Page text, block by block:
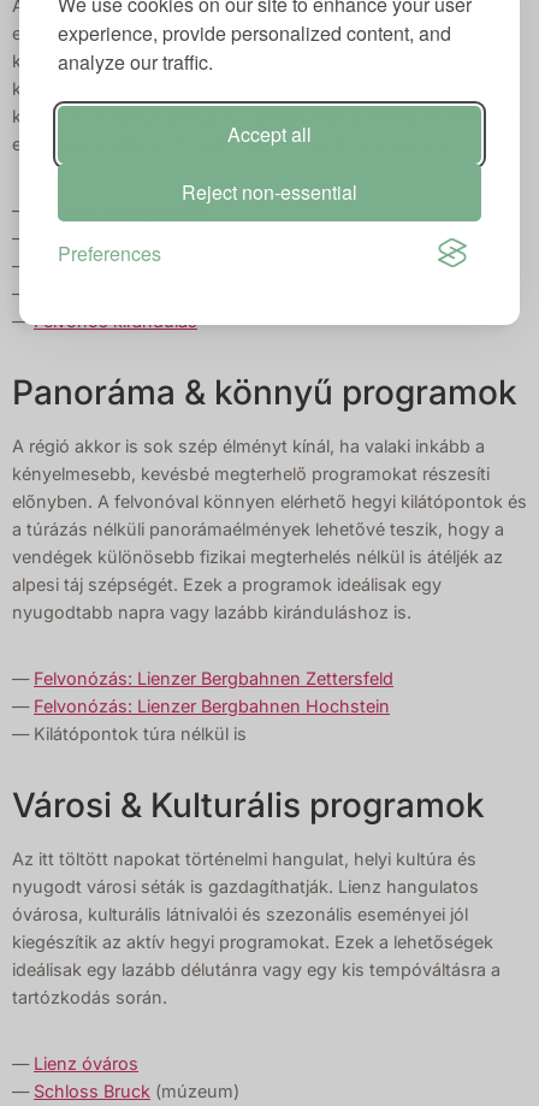
experience, provide personalized content, and
analyze our traffic.
Accept all
Reject non-essential
Preferences
A régió családok számára is ideális választás, hiszen könnyen
elérhető és élvezetes programlehetőségeket kínál több
korosztály számára. A nyugodtabb szabadtéri
kikapcsolódástól a játékosabb élményekig sokféle lehetőség
közül lehet választani. Ezek a programok különösen jól illenek
egy kiegyensúlyozott, változatos családi nyaraláshoz.
—
Könnyű kerékpárutak
—
—
Bobpálya
—
—Felvonós kirándulás
Panoráma & könnyű programok
A régió akkor is sok szép élményt kínál, ha valaki inkább a
kényelmesebb, kevésbé megterhelő programokat részesíti
előnyben. A felvonóval könnyen elérhető hegyi kilátópontok és
a túrázás nélküli panorámaélmények lehetővé teszik, hogy a
vendégek különösebb fizikai megterhelés nélkül is átéljék az
alpesi táj szépségét. Ezek a programok ideálisak egy
nyugodtabb napra vagy lazább kiránduláshoz is.
— Felvonózás: Lienzer Bergbahnen Zettersfeld
— Felvonózás: Lienzer Bergbahnen Hochstein
— Kilátópontok túra nélkül is
Városi & Kulturális programok
Az itt töltött napokat történelmi hangulat, helyi kultúra és
nyugodt városi séták is gazdagíthatják. Lienz hangulatos
óvárosa, kulturális látnivalói és szezonális eseményei jól
kiegészítik az aktív hegyi programokat. Ezek a lehetőségek
ideálisak egy lazább délutánra vagy egy kis tempóváltásra a
tartózkodás során.
— Lienz óváros
— Schloss Bruck (múzeum)